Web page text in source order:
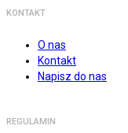
KONTAKT
O nas
Kontakt
Napisz do nas
REGULAMIN